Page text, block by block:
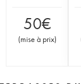
50€
(mise à prix)